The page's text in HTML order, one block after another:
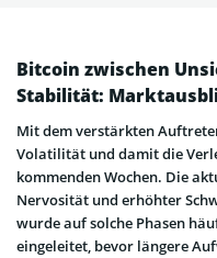
Bitcoin zwischen
Stabilität:
Mit dem verstärkten
Volatilität und damit die
kommenden Wochen. Die
Nervosität und erhöhter
wurde auf solche Phasen
eingeleitet, bevor längere